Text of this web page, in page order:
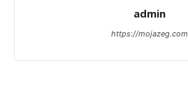
admin
https://mojazeg.com